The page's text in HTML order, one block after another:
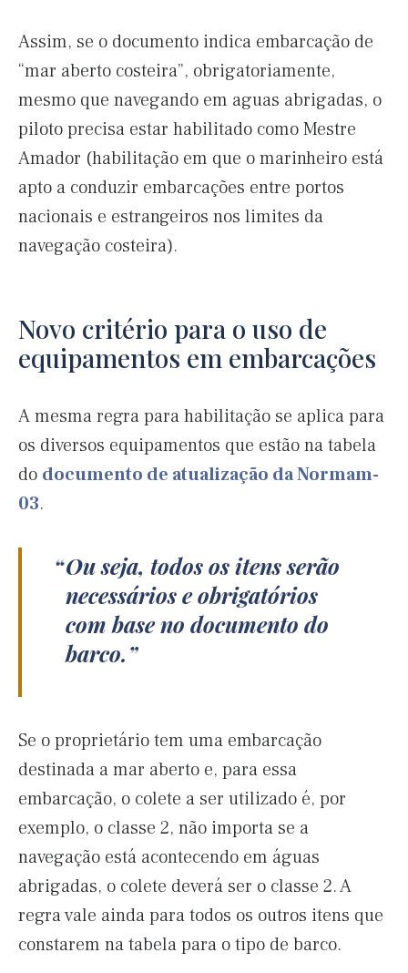
Assim, se o documento indica embarcação de
“mar aberto costeira”, obrigatoriamente,
mesmo que navegando em aguas abrigadas, o
piloto precisa estar habilitado como Mestre
Amador (habilitação em que o marinheiro está
apto a conduzir embarcações entre portos
nacionais e estrangeiros nos limites da
navegação costeira).
Novo critério para o uso de
equipamentos em embarcações
A mesma regra para habilitação se aplica para
os diversos equipamentos que estão na tabela
do documento de atualização da Normam-
03.
Ou seja, todos os itens serão
necessários e obrigatórios
com base no documento do
barco.
Se o proprietário tem uma embarcação
destinada a mar aberto e, para essa
embarcação, o colete a ser utilizado é, por
exemplo, o classe 2, não importa se a
navegação está acontecendo em águas
abrigadas, o colete deverá ser o classe 2. A
regra vale ainda para todos os outros itens que
constarem na tabela para o tipo de barco.